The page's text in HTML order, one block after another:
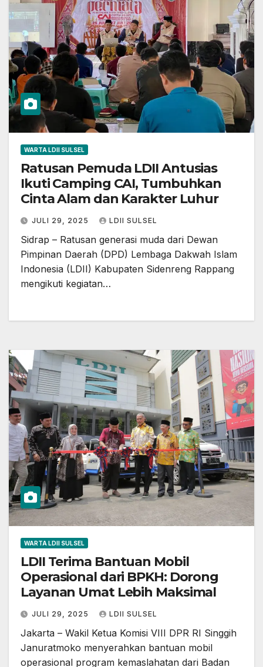
WARTA LDII SULSEL
Ratusan Pemuda LDII Antusias
Ikuti Camping CAI, Tumbuhkan
Cinta Alam dan Karakter Luhur
JULI 29, 2025 LDII SULSEL
Sidrap – Ratusan generasi muda dari Dewan
Pimpinan Daerah (DPD) Lembaga Dakwah Islam
Indonesia (LDII) Kabupaten Sidenreng Rappang
mengikuti kegiatan…
WARTA LDII SULSEL
LDII Terima Bantuan Mobil
Operasional dari BPKH: Dorong
Layanan Umat Lebih Maksimal
JULI 29, 2025 LDII SULSEL
Jakarta – Wakil Ketua Komisi VIII DPR RI Singgih
Januratmoko menyerahkan bantuan mobil
operasional program kemaslahatan dari Badan